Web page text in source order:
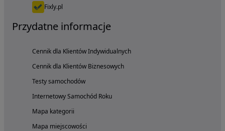
Fixly.pl
Przydatne informacje
Cennik dla Klientów Indywidualnych
Cennik dla Klientów Biznesowych
Testy samochodów
Internetowy Samochód Roku
Mapa kategorii
Mapa miejscowości